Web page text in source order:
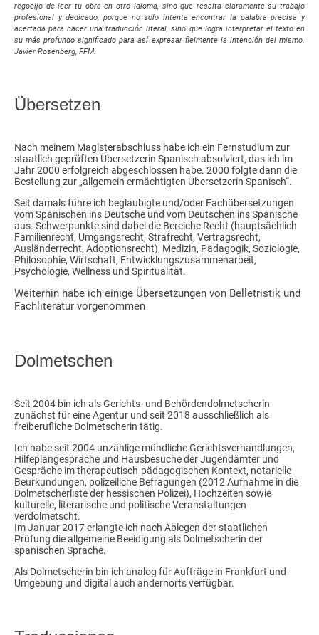
regocijo de leer tu obra en otro idioma, sino que resalta claramente su trabajo
profesional y dedicado, porque no solo intenta encontrar la palabra precisa y
acertada para hacer una traducción literal, sino que logra interpretar el texto en
su más profundo significado para así expresar fielmente la intención del mismo.
Javier Rosenberg, FFM.
Übersetzen
Nach meinem Magisterabschluss habe ich ein Fernstudium zur
staatlich geprüften Übersetzerin Spanisch absolviert, das ich im
Jahr 2000 erfolgreich abgeschlossen habe. 2000 folgte dann die
Bestellung zur „allgemein ermächtigten Übersetzerin Spanisch“.
Seit damals führe ich beglaubigte und/oder Fachübersetzungen
vom Spanischen ins Deutsche und vom Deutschen ins Spanische
aus. Schwerpunkte sind dabei die Bereiche Recht (hauptsächlich
Familienrecht, Umgangsrecht, Strafrecht, Vertragsrecht,
Ausländerrecht, Adoptionsrecht), Medizin, Pädagogik, Soziologie,
Philosophie, Wirtschaft, Entwicklungszusammenarbeit,
Psychologie, Wellness und Spiritualität.
Weiterhin habe ich einige Übersetzungen von Belletristik und
Fachliteratur vorgenommen
Dolmetschen
Seit 2004 bin ich als Gerichts- und Behördendolmetscherin
zunächst für eine Agentur und seit 2018 ausschließlich als
freiberufliche Dolmetscherin tätig.
Ich habe seit 2004 unzählige mündliche Gerichtsverhandlungen,
Hilfeplangespräche und Hausbesuche der Jugendämter und
Gespräche im therapeutisch-pädagogischen Kontext, notarielle
Beurkundungen, polizeiliche Befragungen (2012 Aufnahme in die
Dolmetscherliste der hessischen Polizei), Hochzeiten sowie
kulturelle, literarische und politische Veranstaltungen
verdolmetscht.
Im Januar 2017 erlangte ich nach Ablegen der staatlichen
Prüfung die allgemeine Beeidigung als Dolmetscherin der
spanischen Sprache.
Als Dolmetscherin bin ich analog für Aufträge in Frankfurt und
Umgebung und digital auch andernorts verfügbar.